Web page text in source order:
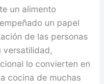
un alimento
un papel
de las personas
versatilidad,
lo convierten en
cocina de muchas